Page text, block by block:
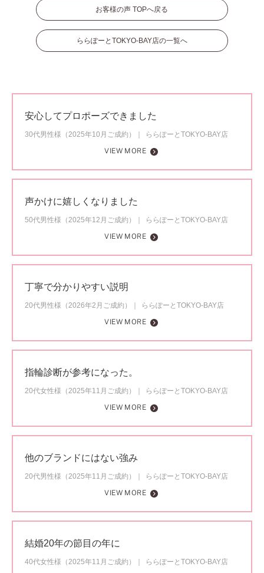
お客様の声 TOPへ戻る
ららぽーとTOKYO-BAY店の一覧へ
安心してプロポーズできました
30代男性様（2025年10月ご成約）
ららぽーとTOKYO-BAY店
VIEW MORE
声かけに嬉しくなりました
50代男性様（2025年12月ご成約）
ららぽーとTOKYO-BAY店
VIEW MORE
丁寧で分かりやすい説明
20代男性様（2026年2月ご成約）
ららぽーとTOKYO-BAY店
VIEW MORE
指輪診断が参考になった。
20代女性様（2025年11月ご成約）
ららぽーとTOKYO-BAY店
VIEW MORE
他のブランドにはない強み
20代男性様（2025年11月ご成約）
ららぽーとTOKYO-BAY店
VIEW MORE
結婚20年の節目の年に
40代女性様（2025年11月ご成約） ららぽーとTOKYO-BAY店